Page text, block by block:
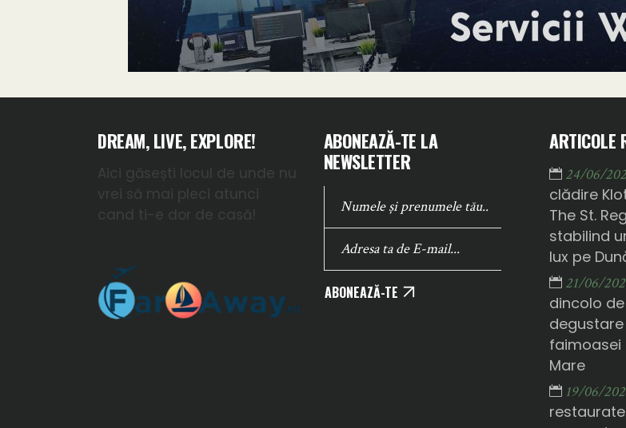
DREAM, LIVE, EXPLORE!
Aici găsești locul de unde nu
vrei să mai pleci atunci
cand ti-e dor de casă!
ABONEAZĂ-TE LA
NEWSLETTER
ABONEAZĂ-TE
ARTICOLE
24/06/
clădire
The St.
stabilind
lux pe
21/06/
dincolo
faimoasei
Mare
19/06/